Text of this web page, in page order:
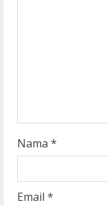
g
Nama *
Email *